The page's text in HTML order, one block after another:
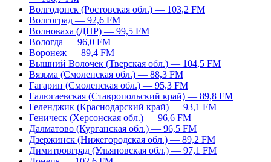
Волгодонск (Ростовская обл.) — 103,2 FM
Волгоград — 92,6 FM
Волноваха (ДНР) — 99,5 FM
Вологда — 96,0 FM
Воронеж — 89,4 FM
Вышний Волочек (Тверская обл.) — 104,5 FM
Вязьма (Смоленская обл.) — 88,3 FM
Гагарин (Смоленская обл.) — 95,3 FM
Галюгаевская (Ставропольский край) — 89,8 FM
Геленджик (Краснодарский край) — 93,1 FM
Геническ (Херсонская обл.) — 96,6 FM
Далматово (Курганская обл.) — 96,5 FM
Дзержинск (Нижегородская обл.) — 89,2 FM
Димитровград (Ульяновская обл.) — 97,1 FM